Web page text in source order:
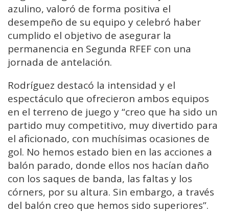
azulino, valoró de forma positiva el
desempeño de su equipo y celebró haber
cumplido el objetivo de asegurar la
permanencia en Segunda RFEF con una
jornada de antelación.
Rodríguez destacó la intensidad y el
espectáculo que ofrecieron ambos equipos
en el terreno de juego y “creo que ha sido un
partido muy competitivo, muy divertido para
el aficionado, con muchísimas ocasiones de
gol. No hemos estado bien en las acciones a
balón parado, donde ellos nos hacían daño
con los saques de banda, las faltas y los
córners, por su altura. Sin embargo, a través
del balón creo que hemos sido superiores”.